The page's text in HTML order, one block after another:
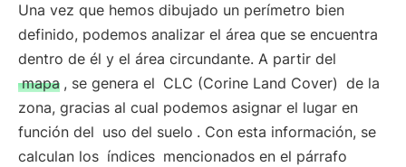
Una vez que hemos dibujado un perímetro bien
definido, podemos analizar el área que se encuentra
dentro de él y el área circundante. A partir del
mapa , se genera el CLC (Corine Land Cover) de la
zona, gracias al cual podemos asignar el lugar en
función del uso del suelo . Con esta información, se
calculan los índices mencionados en el párrafo